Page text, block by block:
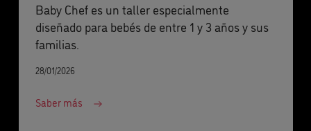
Baby Chef es un taller especialmente
diseñado para bebés de entre 1 y 3 años y sus
familias.
28/01/2026
Saber más